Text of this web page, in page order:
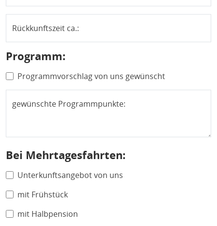
Rückkunftszeit ca.:
Programm:
Programmvorschlag von uns gewünscht
gewünschte Programmpunkte:
Bei Mehrtagesfahrten:
Unterkunftsangebot von uns
mit Frühstück
mit Halbpension